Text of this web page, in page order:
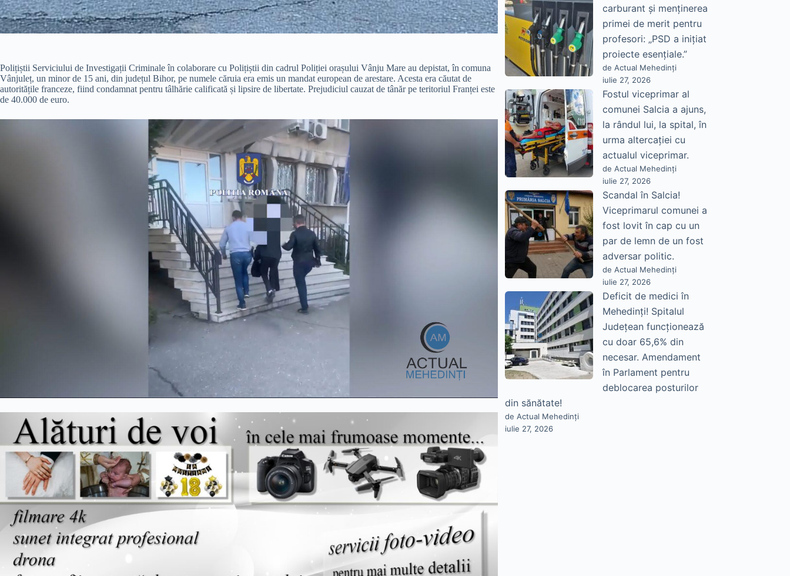
Polițiștii Serviciului de Investigații Criminale în colaborare cu Polițiștii din cadrul Poliției orașului Vânju Mare au depistat, în comuna
Vânjuleț, un minor de 15 ani, din județul Bihor, pe numele căruia era emis un mandat european de arestare. Acesta era căutat de
autoritățile franceze, fiind condamnat pentru tâlhărie calificată și lipsire de libertate. Prejudiciul cauzat de tânăr pe teritoriul Franței este
de 40.000 de euro.
carburant și menținerea
primei de merit pentru
profesori: „PSD a inițiat
proiecte esențiale.”
de Actual Mehedinți
iulie 27, 2026
Fostul viceprimar al
comunei Salcia a ajuns,
la rândul lui, la spital, în
urma altercației cu
actualul viceprimar.
de Actual Mehedinți
iulie 27, 2026
Scandal în Salcia!
Viceprimarul comunei a
fost lovit în cap cu un
par de lemn de un fost
adversar politic.
de Actual Mehedinți
iulie 27, 2026
Deficit de medici în
Mehedinți! Spitalul
Județean funcționează
cu doar 65,6% din
necesar. Amendament
în Parlament pentru
deblocarea posturilor
din sănătate!
de Actual Mehedinți
iulie 27, 2026